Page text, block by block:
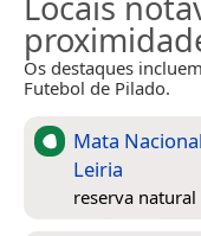
Os destaques
Futebol de Pilado.
Mata
Leiria
reserva natural